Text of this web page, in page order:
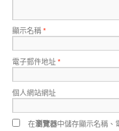
顯示名稱*
電子郵件地址*
個人網站網址
在瀏覽器中儲存顯示名稱、